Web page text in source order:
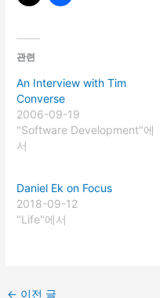
관련
An Interview with Tim
Converse
2006-09-19
"Software Development"에
서
Daniel Ek on Focus
2018-09-12
"Life"에서
← 이전 글